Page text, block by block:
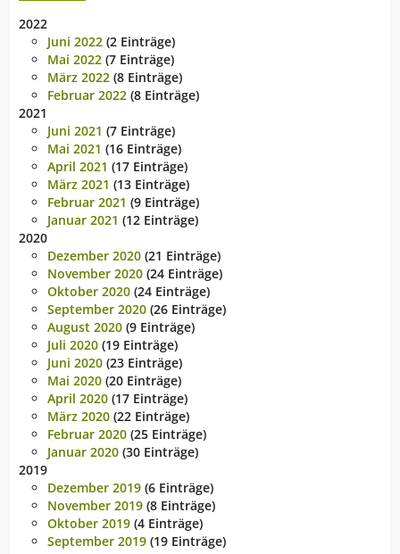
2022
Juni 2022 (2 Einträge)
Mai 2022 (7 Einträge)
März 2022 (8 Einträge)
Februar 2022 (8 Einträge)
2021
Juni 2021 (7 Einträge)
Mai 2021 (16 Einträge)
April 2021 (17 Einträge)
März 2021 (13 Einträge)
Februar 2021 (9 Einträge)
Januar 2021 (12 Einträge)
2020
Dezember 2020 (21 Einträge)
November 2020 (24 Einträge)
Oktober 2020 (24 Einträge)
September 2020 (26 Einträge)
August 2020 (9 Einträge)
Juli 2020 (19 Einträge)
Juni 2020 (23 Einträge)
Mai 2020 (20 Einträge)
April 2020 (17 Einträge)
März 2020 (22 Einträge)
Februar 2020 (25 Einträge)
Januar 2020 (30 Einträge)
2019
Dezember 2019 (6 Einträge)
November 2019 (8 Einträge)
Oktober 2019 (4 Einträge)
September 2019 (19 Einträge)